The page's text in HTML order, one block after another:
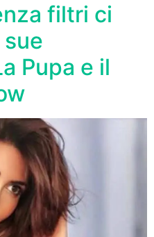
filtri ci
Pupa e il